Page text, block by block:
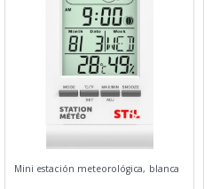
Mini estación meteorológica, blanca